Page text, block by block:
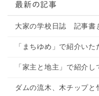
最新の記事
大家の学校日誌 記事書
「まちゆめ」で紹介いた
「家主と地主」で紹介し
ダムの流木、木チップと